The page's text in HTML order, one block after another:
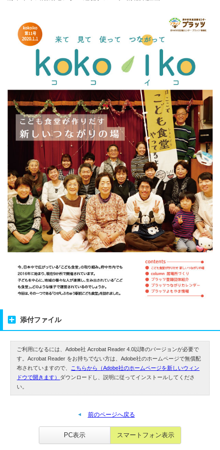
添付ファイル
ご利用になるには、Adobe社 Acrobat Reader 4.0以降のバージョンが必要で
す。Acrobat Reader をお持ちでない方は、Adobe社のホームページで無償配
布されていますので、
こちらから（Adobe社のホームページを新しいウィン
ドウで開きます） ダウンロードし、説明に従ってインストールしてくださ
い。
前のページへ戻る
PC表示 スマートフォン表示